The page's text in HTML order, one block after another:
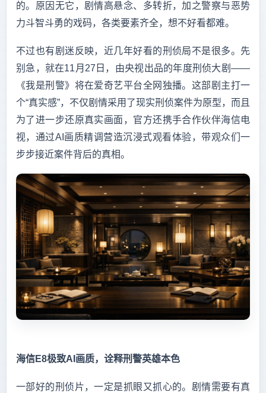
的。原因无它，剧情高悬念、多转折，加之警察与恶势
力斗智斗勇的戏码，各类要素齐全，想不好看都难。
不过也有剧迷反映，近几年好看的刑侦局不是很多。先
别急，就在11月27日，由央视出品的年度刑侦大剧——
《我是刑警》将在爱奇艺平台全网独播。这部剧主打一
个“真实感”，不仅剧情采用了现实刑侦案件为原型，而且
为了进一步还原真实画面，官方还携手合作伙伴海信电
视，通过AI画质精调营造沉浸式观看体验，带观众们一
步步接近案件背后的真相。
海信E8极致AI画质，诠释刑警英雄本色
一部好的刑侦片，一定是抓眼又抓心的。剧情需要有真